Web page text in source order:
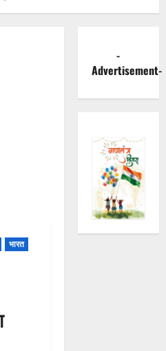
भारत
-
Advertisement-